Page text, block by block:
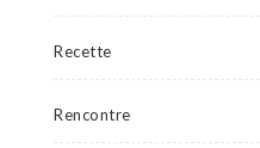
Recette
Rencontre